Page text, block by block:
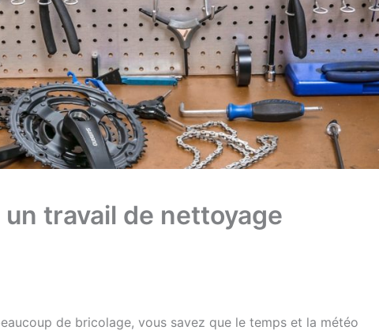
travail de nettoyage
de bricolage, vous savez que le temps et la météo